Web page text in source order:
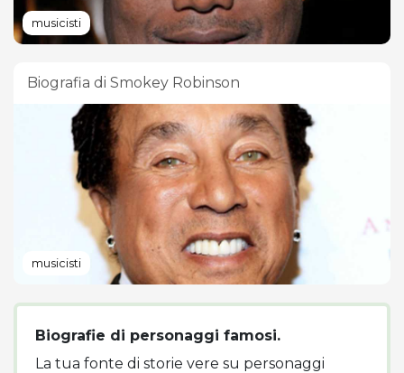
musicisti
Biografia di Smokey Robinson
musicisti
Biografie di personaggi famosi.
La tua fonte di storie vere su personaggi